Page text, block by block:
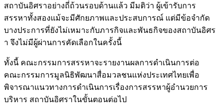
สถาบันอิศราอย่างถี่ถ้วนรอบด้านแล้ว มีมติว่า ผู้เข้ารับการ
สรรหาทั้งสองแม้จะมีศักยภาพและประสบการณ์ แต่มีข้อจำกัด
บางประการที่ยังไม่เหมาะกับภารกิจและพันธกิจของสถาบันอิศร
า จึงไม่มีผู้ผ่านการคัดเลือกในครั้งนี้
ทั้งนี้ คณะกรรมการสรรหาจะรายงานผลการดำเนินการต่อ
คณะกรรมการมูลนิธิพัฒนาสื่อมวลชนแห่งประเทศไทยเพื่อ
พิจารณาแนวทางการดำเนินการเรื่องการสรรหาผู้อำนวยการ
บริหาร สถาบันอิศราในขั้นตอนต่อไป